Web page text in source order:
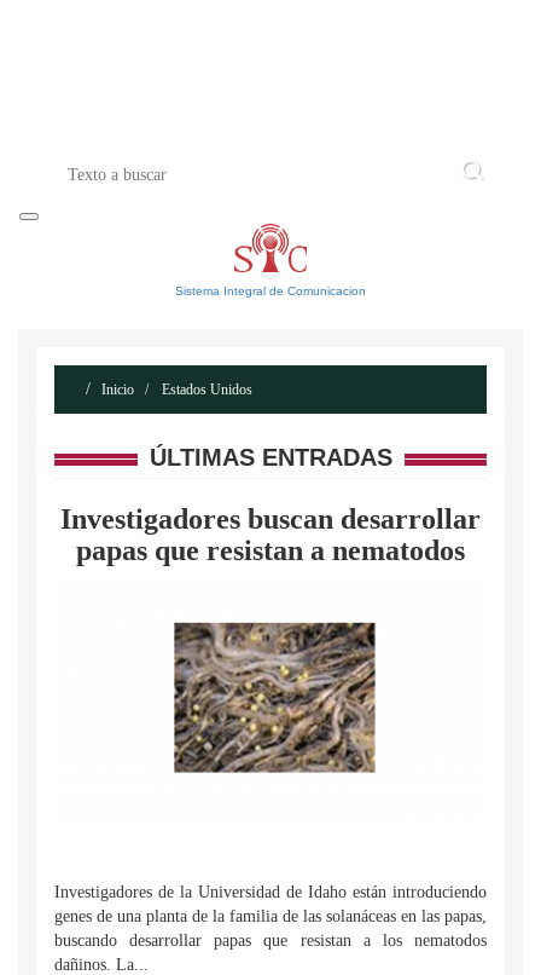
Sistema Integral de Comunicacion
Inicio Estados Unidos
ÚLTIMAS ENTRADAS
Investigadores buscan desarrollar
papas que resistan a nematodos
Investigadores de la Universidad de Idaho están introduciendo
genes de una planta de la familia de las solanáceas en las papas,
buscando desarrollar papas que resistan a los nematodos
dañinos. La...